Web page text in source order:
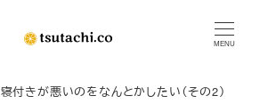
MENU
寝付きが悪いのをなんとかしたい（その2）